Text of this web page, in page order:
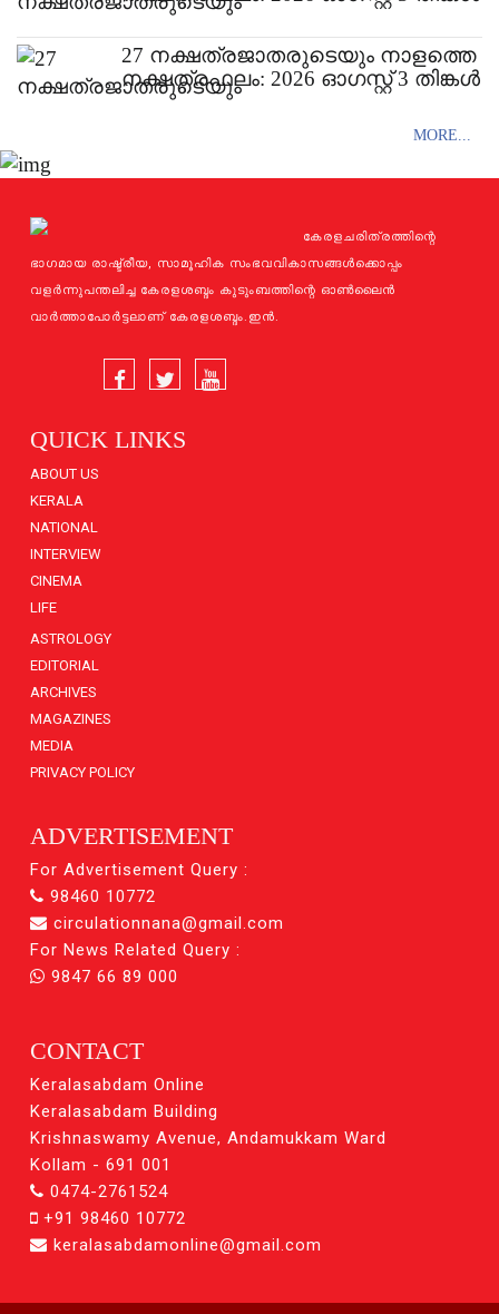
27 നക്ഷത്രജാതരുടെയും നാളത്തെ
നക്ഷത്രഫലം: 2026 ഓ​ഗസ്റ്റ് 3 തിങ്കൾ
MORE...
കേരളചരിത്രത്തിന്റെ
ഭാഗമായ രാഷ്ട്രീയ, സാമൂഹിക സംഭവവികാസങ്ങള്‍ക്കൊപ്പം
വളര്‍ന്നുപന്തലിച്ച കേരളശബ്ദം കുടുംബത്തിന്റെ ഓണ്‍ലൈന്‍
വാര്‍ത്താപോര്‍ട്ടലാണ് കേരളശബ്ദം.ഇന്‍.
QUICK LINKS
ABOUT US
KERALA
NATIONAL
INTERVIEW
CINEMA
LIFE
ASTROLOGY
EDITORIAL
ARCHIVES
MAGAZINES
MEDIA
PRIVACY POLICY
ADVERTISEMENT
For Advertisement Query :
98460 10772
circulationnana@gmail.com
For News Related Query :
9847 66 89 000
CONTACT
Keralasabdam Online
Keralasabdam Building
Krishnaswamy Avenue, Andamukkam Ward
Kollam - 691 001
0474-2761524
+91 98460 10772
keralasabdamonline@gmail.com